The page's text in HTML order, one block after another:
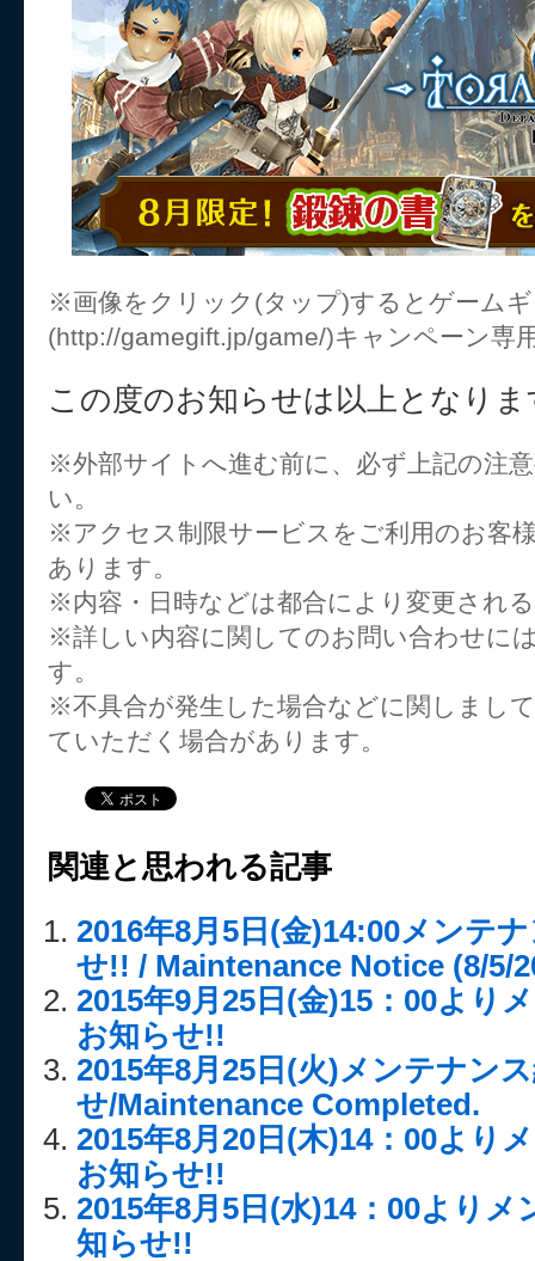
※画像をクリック(タップ)するとゲーム
(http://gamegift.jp/game/)キャンペーン専
この度のお知らせは以上となりま
※外部サイトへ進む前に、必ず上記の注
い。
※アクセス制限サービスをご利用のお客
あります。
※内容・日時などは都合により変更され
※詳しい内容に関してのお問い合わせに
す。
※不具合が発生した場合などに関しまし
ていただく場合があります。
関連と思われる記事
2016年8月5日(金)14:00メンテ
せ!! / Maintenance Notice (8/5/
2015年9月25日(金)15：00より
お知らせ!!
2015年8月25日(火)メンテナン
せ/Maintenance Completed.
2015年8月20日(木)14：00より
お知らせ!!
2015年8月5日(水)14：00より
知らせ!!